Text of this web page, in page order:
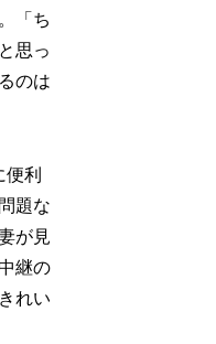
「ち
思っ
のは
利
題な
が見
継の
れい